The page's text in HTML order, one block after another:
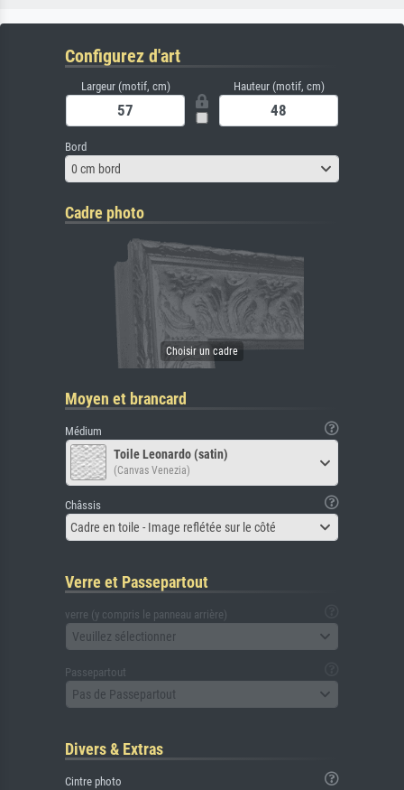
Configurez d'art
Largeur (motif, cm) Hauteur (motif, cm)
Bord
0 cm bord
Cadre photo
Moyen et brancard
Médium
Toile Leonardo (satin)
(Canvas Venezia)
Châssis
Cadre en toile - Image reflétée sur le côté
Verre et Passepartout
verre (y compris le panneau arrière)
Veuillez sélectionner
Passepartout
Pas de Passepartout
Divers & Extras
Cintre photo